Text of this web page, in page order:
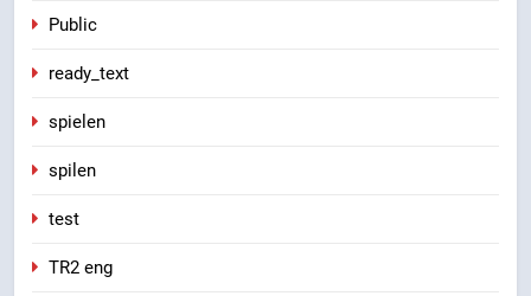
Public
ready_text
spielen
spilen
test
TR2 eng